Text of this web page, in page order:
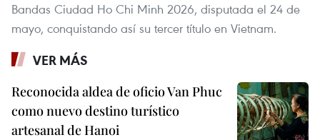
Bandas Ciudad Ho Chi Minh 2026, disputada el 24 de
mayo, conquistando así su tercer título en Vietnam.
VER MÁS
Reconocida aldea de oficio Van Phuc
como nuevo destino turístico
artesanal de Hanoi